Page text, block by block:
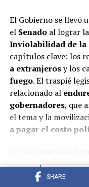
SHARE
El Gobierno se llevó
el Senado al lograr
Inviolabilidad de la
capítulos clave: los
a extranjerosy los
fuego. El traspié
relacionado al
gobernadores, que
el tema y la
a pagar el costo
la reforma de la
ampliación del